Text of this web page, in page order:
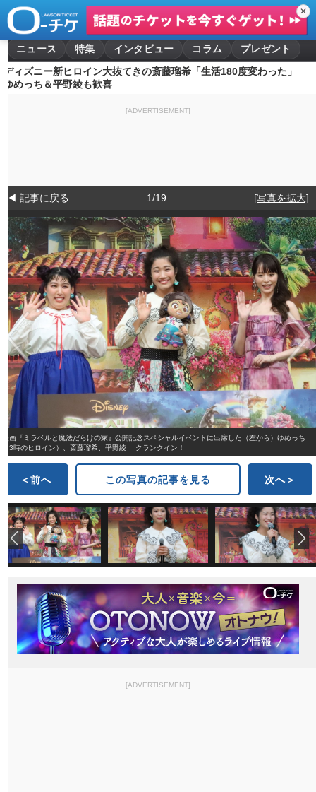
✕
ニュース 特集 インタビュー コラム
プレゼント
ディズニー新ヒロイン大抜てきの斎藤瑠希「生活180度変わった」
ゆめっち＆平野綾も歓喜
[ADVERTISEMENT]
◀ 記事に戻る 1/19 [写真を拡大]
映画『ミラベルと魔法だらけの家』公開記念スペシャルイベントに出席した（左から）ゆめっち
（3時のヒロイン）、斎藤瑠希、平野綾 クランクイン！
＜前へ この写真の記事を見る 次へ＞
[ADVERTISEMENT]